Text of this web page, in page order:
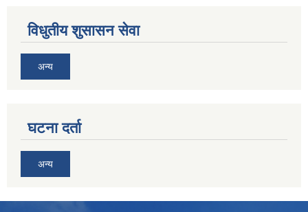
विधुतीय शुसासन सेवा
अन्य
घटना दर्ता
अन्य